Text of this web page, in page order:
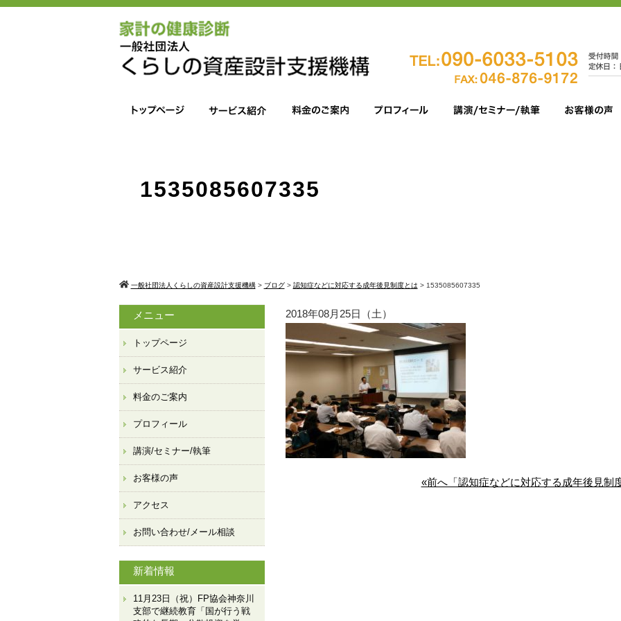
1535085607335
一般社団法人くらしの資産設計支援機構> ブログ> 認知症などに対応する成年後見制度とは > 1535085607335
2018年08月25日（土）
«前へ「認知症などに対応する成年後見制
メニュー
トップページ
サービス紹介
料金のご案内
プロフィール
講演/セミナー/執筆
お客様の声
アクセス
お問い合わせ/メール相談
新着情報
11月23日（祝）FP協会神奈川
支部で継続教育「国が行う戦